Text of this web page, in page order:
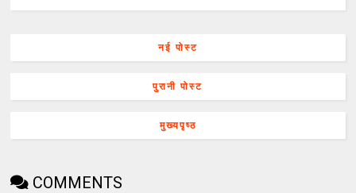
नई पोस्ट
पुरानी पोस्ट
मुख्यपृष्ठ
COMMENTS